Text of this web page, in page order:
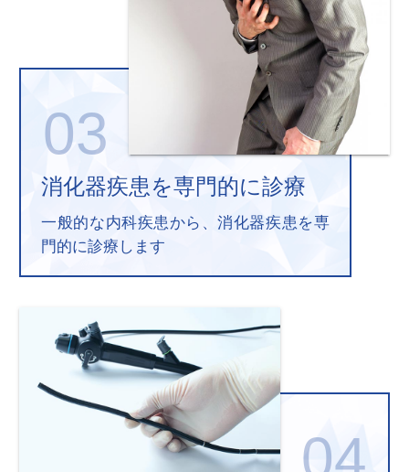
消化器疾患を専門的に診療
一般的な内科疾患から、消化器疾患を専
門的に診療します